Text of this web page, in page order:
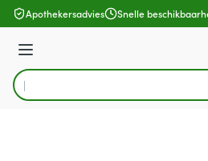
Ga naar de inhoud
Apothekersadvies Snelle
Menu
Product, merk, categorie...